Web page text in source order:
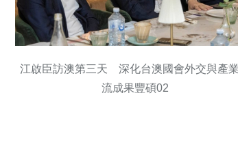
江啟臣訪澳第三天 深化台澳國會外交與產
流成果豐碩02